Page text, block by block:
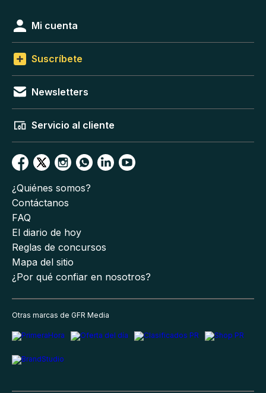
Mi cuenta
Suscríbete
Newsletters
Servicio al cliente
¿Quiénes somos?
Contáctanos
FAQ
El diario de hoy
Reglas de concursos
Mapa del sitio
¿Por qué confiar en nosotros?
Otras marcas de GFR Media